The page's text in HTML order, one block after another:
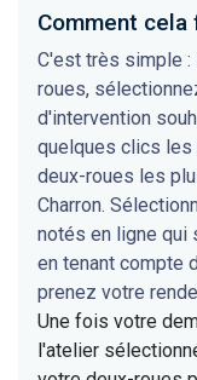
Comment
C'est très simple
roues,
d'intervention
quelques clics les
deux-roues les
Charron.
notés en ligne qui
en tenant compte
prenez votre
Une fois votre
l'atelier